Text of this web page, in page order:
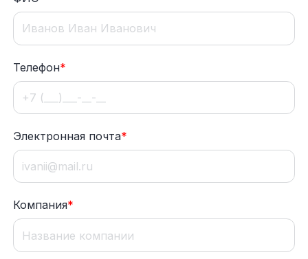
Телефон*
Электронная почта*
Компания*